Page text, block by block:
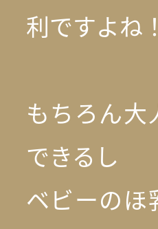
利ですよね
もちろん
できるし
ベビーの